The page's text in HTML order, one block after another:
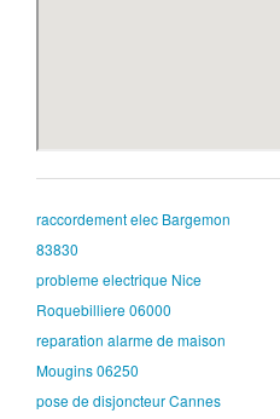
raccordement elec Bargemon
83830
probleme electrique Nice
Roquebilliere 06000
reparation alarme de maison
Mougins 06250
pose de disjoncteur Cannes